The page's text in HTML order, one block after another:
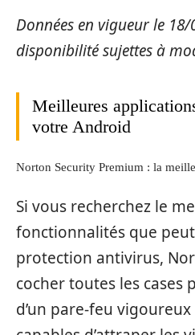
Données en vigueur le
disponibilité sujettes à
Meilleures
votre Android
Norton Security Premium : la
Si vous recherchez le
fonctionnalités que
protection antivirus,
cocher toutes les cases
d’un pare-feu vigoureux